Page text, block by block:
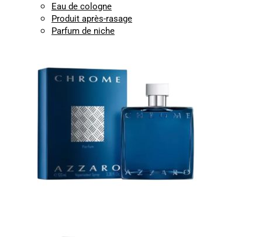
Eau de cologne
Produit après-rasage
Parfum de niche